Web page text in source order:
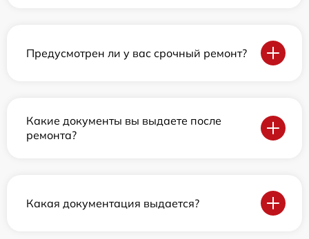
Предусмотрен ли у вас срочный ремонт?
Какие документы вы выдаете после
ремонта?
Какая документация выдается?